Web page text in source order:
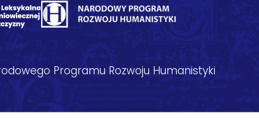
Programu Rozwoju Humanistyki